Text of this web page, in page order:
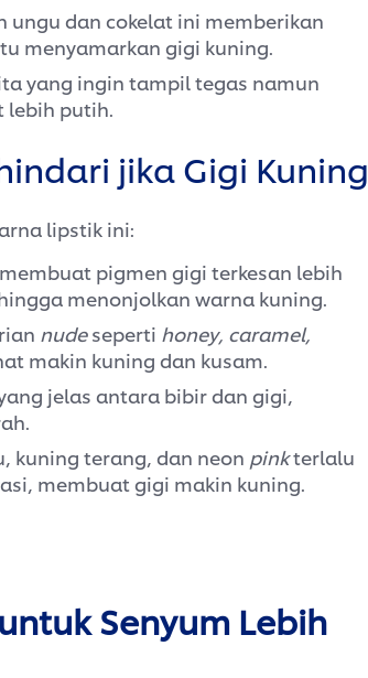
ungu dan cokelat ini memberikan
menyamarkan gigi kuning.
yang ingin tampil tegas namun
lebih putih.
jika Gigi Kuning
lipstik ini:
pigmen gigi terkesan lebih
menonjolkan warna kuning.
nudeseperti honey, caramel,
makin kuning dan kusam.
jelas antara bibir dan gigi,
kuning terang, dan neon pinkterlalu
membuat gigi makin kuning.
Senyum Lebih